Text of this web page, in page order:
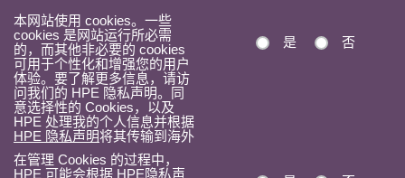
本网站使用 cookies。一些
cookies 是网站运行所必需
的，而其他非必要的 cookies
可用于个性化和增强您的用户
体验。要了解更多信息，请访
问我们的 HPE 隐私声明。同
意选择性的 Cookies，以及
HPE 处理我的个人信息并根据
HPE 隐私声明将其传输到海外
是 否
在管理 Cookies 的过程中，
HPE 可能会根据 HPE隐私声